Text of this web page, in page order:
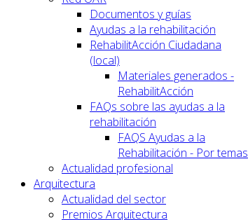
Documentos y guías
Ayudas a la rehabilitación
RehabilitAcción Ciudadana
(local)
Materiales generados -
RehabilitAcción
FAQs sobre las ayudas a la
rehabilitación
FAQS Ayudas a la
Rehabilitación - Por temas
Actualidad profesional
Arquitectura
Actualidad del sector
Premios Arquitectura